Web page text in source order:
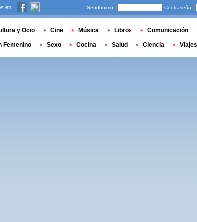
en Seudónimo Contraseña
y Ocio Cine Música Libros Comunicación
Femenino Sexo Cocina Salud Ciencia Viajes